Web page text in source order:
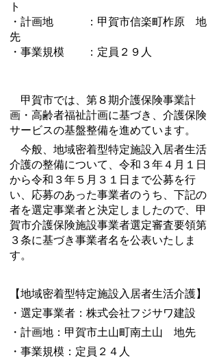
ト
・計画地 ：甲賀市信楽町柞原 地
先
・事業規模 ：定員２９人
甲賀市では、第８期介護保険事業計
画・高齢者福祉計画に基づき、介護保険
サービスの基盤整備を進めています。
今般、地域密着型特定施設入居者生活
介護の整備について、令和３年４月１日
から令和３年５月３１日まで公募を行
い、応募のあった事業者のうち、下記の
者を選定事業者と決定しましたので、甲
賀市介護保険施設事業者選定審査要領第
３条に基づき事業者名を公表いたしま
す。
【地域密着型特定施設入居者生活介護】
・選定事業者：株式会社フジサワ建設
・計画地：甲賀市土山町南土山 地先
・事業規模：定員２４人